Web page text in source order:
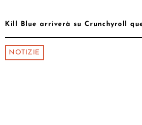
Kill Blue arriverà su Crunchyroll
NOTIZIE